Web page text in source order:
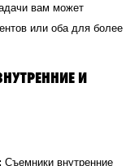
вам может
или оба для более
И
Съемники внутренние